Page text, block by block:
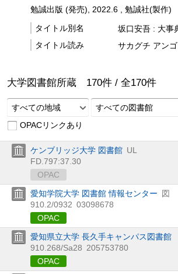
勉誠出版 (発売), 2022.6 , 勉誠社(製作)
タイトル別名
坂口安吾 : 大事
タイトル読み
サカグチ アン
大学図書館所蔵 170件 / 全170件
すべての地域
すべての図書館
OPACリンクあり
ケンブリッジ大学 図書館 UL
FD.797:37.30
OPAC
愛知学院大学 図書館 情報センター 図
910.2/0932 03098678
OPAC
愛知県立大学 長久手キャンパス図書館
910.268/Sa28 205753780
OPAC